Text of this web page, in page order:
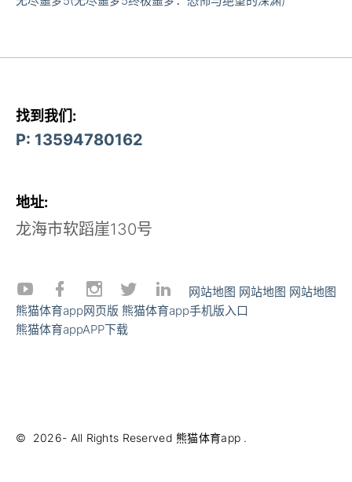
找到我们:
P: 13594780162
地址:
龙海市软蹈崖130号
网站地图 网站地图 网站地图
熊猫体育app网页版 熊猫体育app手机版入口
熊猫体育appAPP下载
© 2026- All Rights Reserved 熊猫体育app .